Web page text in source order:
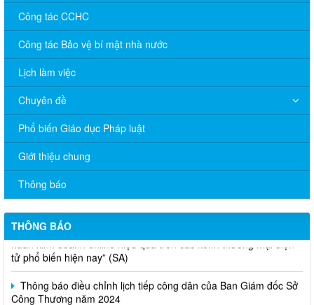
Công tác CCHC
Công tác Bảo vệ bí mật nhà nước
Lịch làm việc
Chuyên đề
Phổ biến Giáo dục Pháp luật
Giới thiệu chung
Thông báo
THÔNG BÁO
V/v đề nghị báo cáo hệ thống phân phối, nhãn hiệu hàng hóa
và hoạt động mua bán khí trên địa bàn tỉnh năm 2025 (nhắc lần
2).
Thông báo bán thanh lý tài sản công theo hình thức chỉ định
Thông báo lựa chọn nhà thầu thực hiện gói thầu: “tổ chức tập
huấn kinh doanh online hiệu quả trên các kênh thương mại điện
tử phổ biến hiện nay” (SA)
Thông báo điều chỉnh lịch tiếp công dân của Ban Giám đốc Sở
Công Thương năm 2024